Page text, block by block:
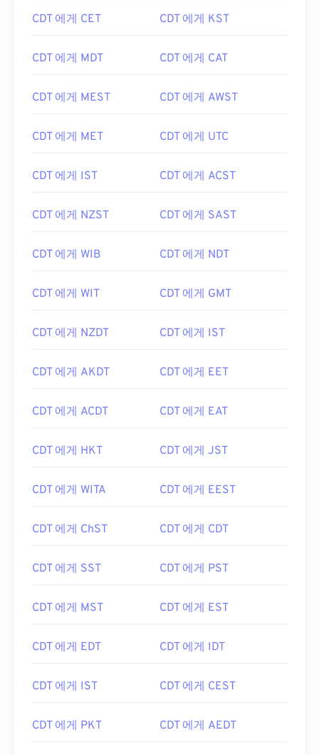
CDT 에게 CET CDT 에게 KST
CDT 에게 MDT CDT 에게 CAT
CDT 에게 MEST CDT 에게 AWST
CDT 에게 MET CDT 에게 UTC
CDT 에게 IST CDT 에게 ACST
CDT 에게 NZST CDT 에게 SAST
CDT 에게 WIB CDT 에게 NDT
CDT 에게 WIT CDT 에게 GMT
CDT 에게 NZDT CDT 에게 IST
CDT 에게 AKDT CDT 에게 EET
CDT 에게 ACDT CDT 에게 EAT
CDT 에게 HKT CDT 에게 JST
CDT 에게 WITA CDT 에게 EEST
CDT 에게 ChST CDT 에게 CDT
CDT 에게 SST CDT 에게 PST
CDT 에게 MST CDT 에게 EST
CDT 에게 EDT CDT 에게 IDT
CDT 에게 IST CDT 에게 CEST
CDT 에게 PKT CDT 에게 AEDT